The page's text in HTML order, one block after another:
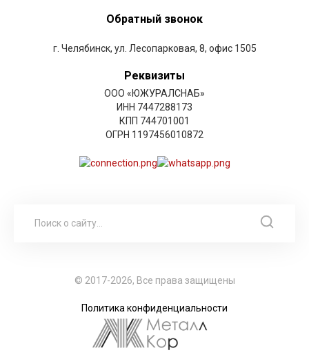
Обратный звонок
г. Челябинск, ул. Лесопарковая, 8, офис 1505
Реквизиты
ООО «ЮЖУРАЛСНАБ»
ИНН 7447288173
КПП 744701001
ОГРН 1197456010872
© 2017-2026, Все права защищены
Политика конфиденциальности